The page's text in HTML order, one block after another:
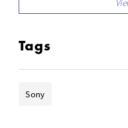
3.0" Xtra Fine LCD Display
Tags
Sony